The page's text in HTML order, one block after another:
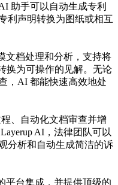
助手可以自动生成专利
利声明转换为图纸或相互
文档处理和分析，支持将
换为可操作的见解。无论
，AI 都能快速高效地处
、自动化文档审查并增
AI，法律团队可以
分析和自动生成简洁的诉
平台集成，并提供顶级的